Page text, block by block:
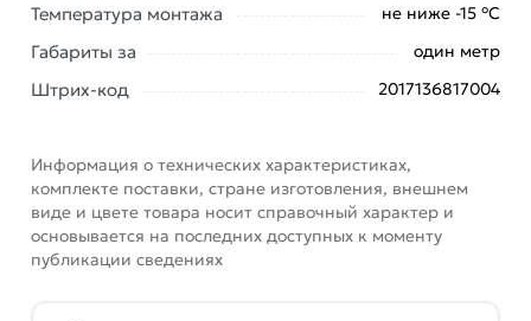
(1 м) Конкорд 4476 из категории
медный ПВС
действительны в Москве и области.
Наши профессиональные менеджеры обработают
доставки или самовывоза. Перед оформлением
онлайн заказа рекомендуем ознакомиться с
описанием, характеристиками и отзывами.
Данний товар от производителя
Температура монтажа не ниже -15 °С
Габариты за один метр
Штрих-код 2017136817004
Информация о технических характеристиках,
комплекте поставки, стране изготовления, внешнем
виде и цвете товара носит справочный характер и
основывается на последних доступных к моменту
публикации сведениях